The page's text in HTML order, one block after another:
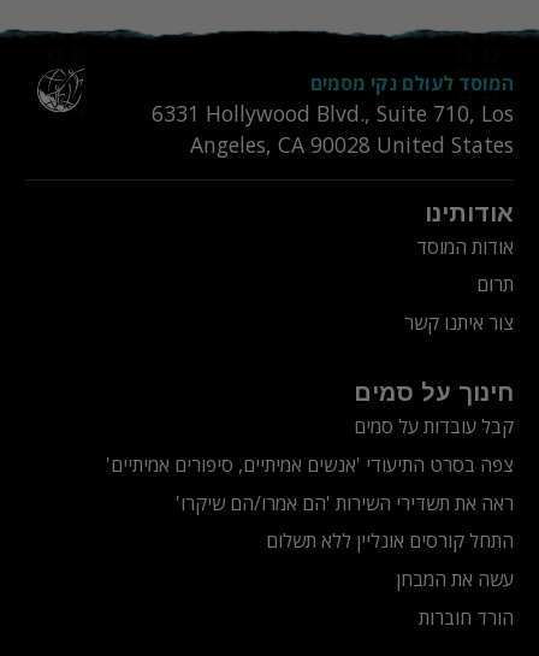
המוסד לעולם נקי מסמים
6331‎ Hollywood Blvd., Suite 710, Los
Angeles, CA 90028 United States
אודותינו
אודות המוסד
תרום
צור איתנו קשר
חינוך על סמים
קבל עובדות על סמים
צפה בסרט התיעודי 'אנשים אמיתיים, סיפורים אמיתיים'
ראה את תשדירי השירות 'הם אמרו/הם שיקרו'
התחל קורסים אונליין ללא תשלום
עשה את המבחן
הורד חוברות